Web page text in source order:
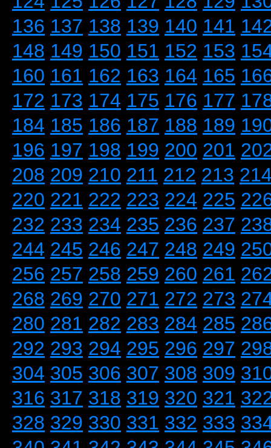
136 137 138 139 140 141
148 149 150 151 152 153
160 161 162 163 164 165
172 173 174 175 176 177
184 185 186 187 188 189
196 197 198 199 200 201
208 209 210 211 212 213
220 221 222 223 224 225
232 233 234 235 236 237
244 245 246 247 248 249
256 257 258 259 260 261
268 269 270 271 272 273
280 281 282 283 284 285
292 293 294 295 296 297
304 305 306 307 308 309
316 317 318 319 320 321
328 329 330 331 332 333